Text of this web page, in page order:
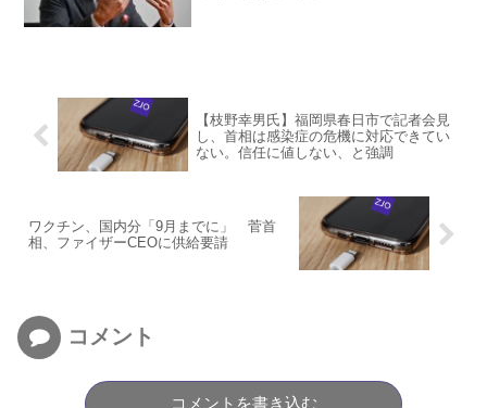
【枝野幸男氏】福岡県春日市で記者会見
し、首相は感染症の危機に対応できてい
ない。信任に値しない、と強調
ワクチン、国内分「9月までに」 菅首
相、ファイザーCEOに供給要請
コメント
コメントを書き込む